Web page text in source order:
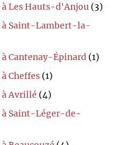
à Les Hauts-d'Anjou (3)
à Saint-Lambert-la-
Cantenay-Épinard (1)
Cheffes (1)
à Avrillé (4)
à Saint-Léger-de-